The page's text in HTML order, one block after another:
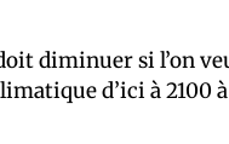
diminuer si l’on
d’ici à 2100 à